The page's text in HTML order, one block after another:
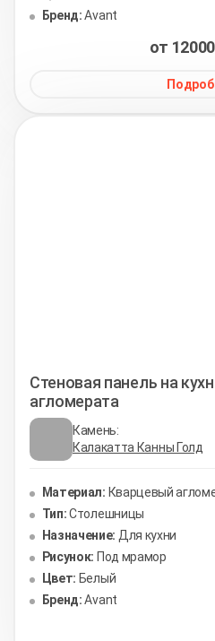
Бренд: Avant
от
Стеновая панель на
агломерата
Камень:
Калакатта Канны Голд
Материал: Кварцевый
Тип:Столешницы
Назначение: Для кухни
Рисунок: Под мрамор
Цвет: Белый
Бренд: Avant